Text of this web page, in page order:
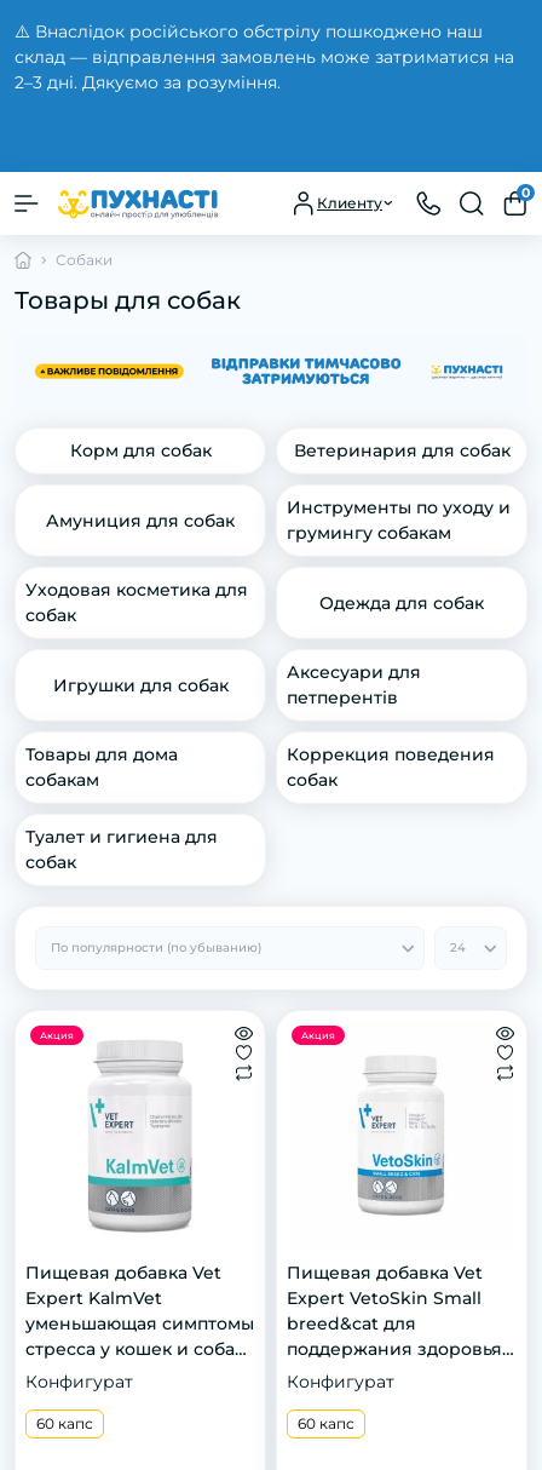
⚠️ Внаслідок російського обстрілу пошкоджено наш
склад — відправлення замовлень може затриматися на
2–3 дні. Дякуємо за розуміння.
Клиенту
0
Собаки
Товары для собак
Корм для собак Ветеринария для собак
Амуниция для собак
Инструменты по уходу и
грумингу собакам
Уходовая косметика для
собак
Одежда для собак
Игрушки для собак
Аксесуари для
петперентів
Товары для дома
собакам
Коррекция поведения
собак
Туалет и гигиена для
собак
Акция
Пищевая добавка Vet
Expert KalmVet
уменьшающая симптомы
стресса у кошек и собак,
60 капс.
Конфигурат
60 капс
Акция
Пищевая добавка Vet
Expert VetoSkin Small
breed&cat для
поддержания здоровья
кожи и шерсти у кошек
капс
Конфигурат
60 капс